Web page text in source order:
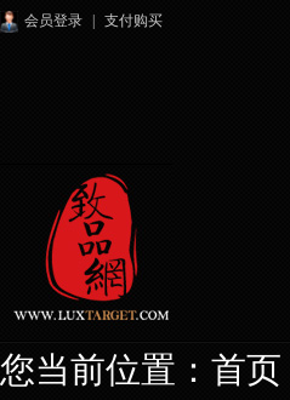
会员登录 支付购买
您当前位置： 首页